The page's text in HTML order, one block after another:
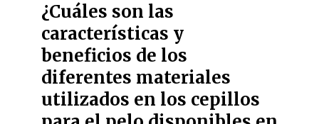
¿Cuáles son las
características y
beneficios de los
diferentes materiales
utilizados en los cepillos